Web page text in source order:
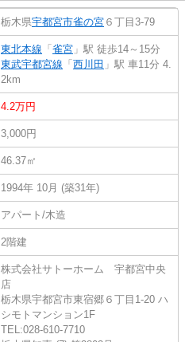
栃木県宇都宮市雀の宮 ６丁目3-79
東北本線 「 雀宮 」駅 徒歩14～15分
東武宇都宮線 「 西川田 」駅 車11分 4.
2km
4.2万円
3,000円
46.37㎡
1994年 10月 (築31年)
アパート/木造
2階建
株式会社サトーホーム 宇都宮中央
店
栃木県宇都宮市東宿郷６丁目1-20 ハ
シモトマンション1F
TEL:028-610-7710